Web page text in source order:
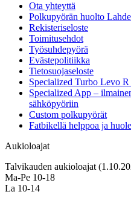
Ota yhteyttä
Polkupyörän huolto
Rekisteriseloste
Toimitusehdot
Työsuhdepyörä
Evästepolitiikka
Tietosuojaseloste
Specialized Turbo Levo
Specialized App –
sähköpyöriin
Custom polkupyörät
Fatbikellä helppoa ja
Aukioloajat
Talvikauden aukioloajat
Ma-Pe 10-18
La 10-14